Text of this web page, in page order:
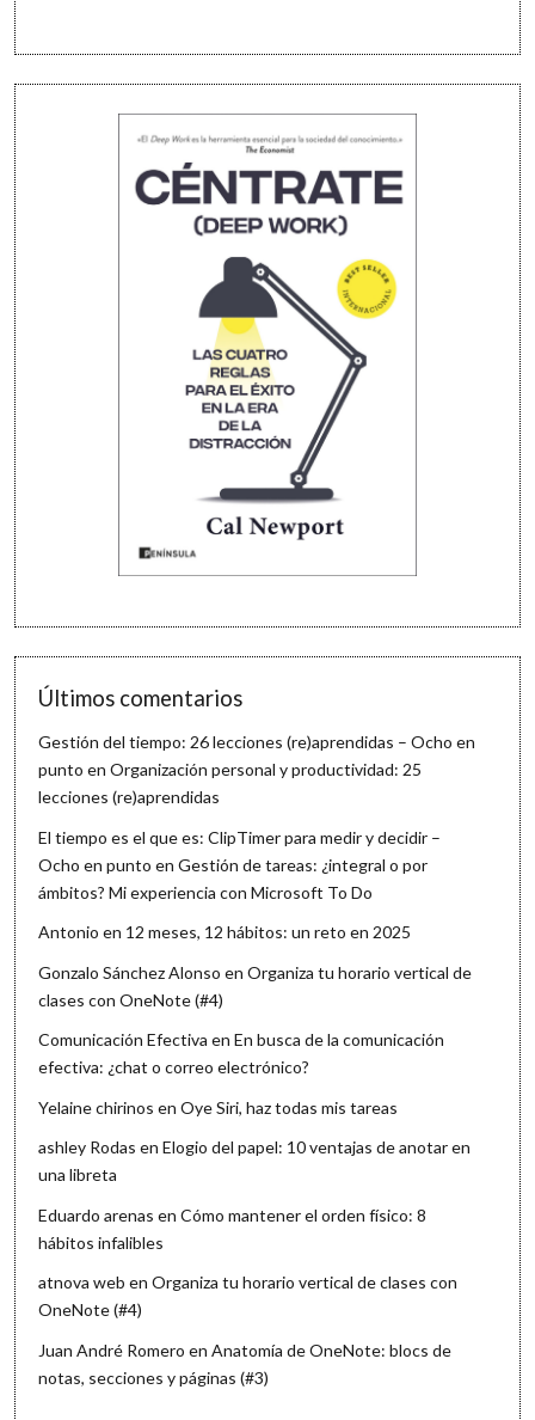
Últimos comentarios
Gestión del tiempo: 26 lecciones (re)aprendidas – Ocho en
punto enOrganización personal y productividad: 25
lecciones (re)aprendidas
El tiempo es el que es: ClipTimer para medir y decidir –
Ocho en punto enGestión de tareas: ¿integral o por
ámbitos? Mi experiencia con Microsoft To Do
Antonio en 12 meses, 12 hábitos: un reto en 2025
Gonzalo Sánchez Alonso enOrganiza tu horario vertical de
clases con OneNote (#4)
Comunicación Efectiva enEn busca de la comunicación
efectiva: ¿chat o correo electrónico?
Yelaine chirinos enOye Siri, haz todas mis tareas
ashley Rodas enElogio del papel: 10 ventajas de anotar en
una libreta
Eduardo arenas enCómo mantener el orden físico: 8
hábitos infalibles
atnova web enOrganiza tu horario vertical de clases con
OneNote (#4)
Juan André Romero enAnatomía de OneNote: blocs de
notas, secciones y páginas (#3)